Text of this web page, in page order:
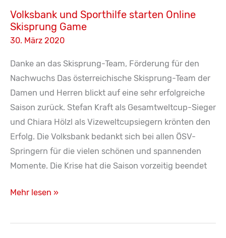
Volksbank und Sporthilfe starten Online
Skisprung Game
30. März 2020
Danke an das Skisprung-Team, Förderung für den
Nachwuchs Das österreichische Skisprung-Team der
Damen und Herren blickt auf eine sehr erfolgreiche
Saison zurück. Stefan Kraft als Gesamtweltcup-Sieger
und Chiara Hölzl als Vizeweltcupsiegern krönten den
Erfolg. Die Volksbank bedankt sich bei allen ÖSV-
Springern für die vielen schönen und spannenden
Momente. Die Krise hat die Saison vorzeitig beendet
Volksbank
Sporthilfe
Mehr lesen »